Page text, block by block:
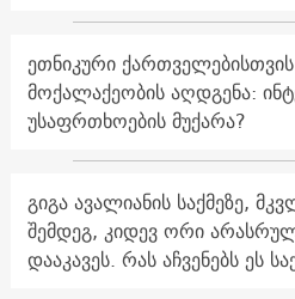
ეთნიკური
მოქალაქეობის აღდგენა:
უსაფრთხოების მუქარა?
გიგა ავალიანის საქმეზე,
შემდეგ, კიდევ ორი
დააკავეს. რას აჩვენებს ეს